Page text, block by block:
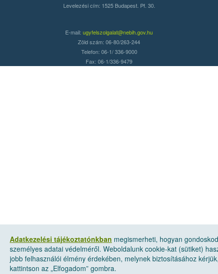
Adatkezelési tájékoztatónkban megismerheti, hogyan
személyes adatai védelméről. Weboldalunk cookie-kat (sütiket)
jobb felhasználói élmény érdekében, melynek biztosításához
kattintson az „Elfogadom” gombra.
Levelezési cím: 1525 Budapest. Pf. 30.
E-mail: ugyfelszolgalat@nebih.gov.hu
Zöld szám: 06-80/263-244
Telefon: 06-1/ 336-9000
Fax: 06-1/336-9479